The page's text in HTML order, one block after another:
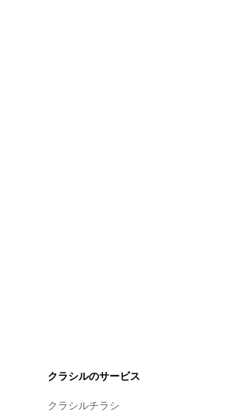
クラシルのサービス
クラシルチラシ